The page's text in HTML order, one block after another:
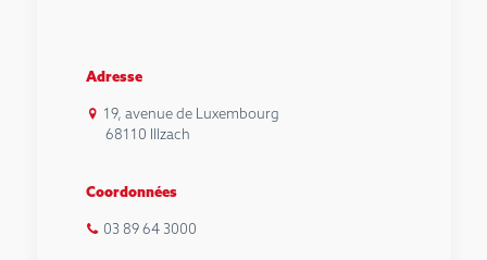
Adresse
19, avenue de Luxembourg
68110 Illzach
Coordonnées
03 89 64 3000